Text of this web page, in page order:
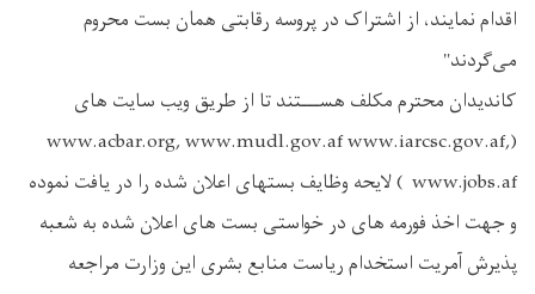
اقدام نمایند، از اشتراک در پروسه رقابتی همان بست محروم
می‌گردند"
کاندیدان محترم مکلف هســـتند تا از طریق ویب سایت های
(www.acbar.org, www.mudl.gov.af www.iarcsc.gov.af,
www.jobs.af ) لایحه وظایف بستهای اعلان شده را در یافت نموده
و جهت اخذ فورمه های در خواستی بست های اعلان شده به شعبه
پذیرش آمریت استخدام ریاست منابع بشری این وزارت مراجعه